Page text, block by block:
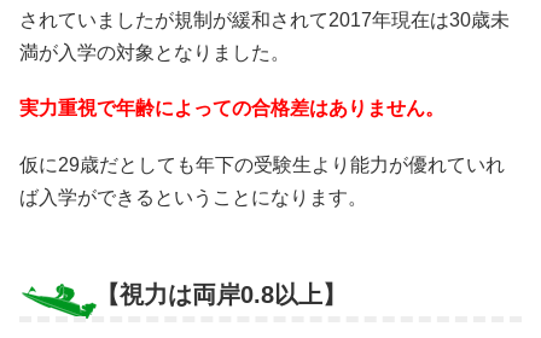
されていましたが規制が緩和されて2017年現在は30歳未
満が入学の対象となりました。
実力重視で年齢によっての合格差はありません。
仮に29歳だとしても年下の受験生より能力が優れていれ
ば入学ができるということになります。
【視力は両岸0.8以上】